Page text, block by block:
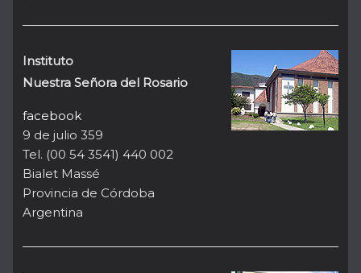
Instituto
Nuestra Señora del Rosario
facebook
9 de julio 359
Tel. (00 54 3541) 440 002
Bialet Massé
Provincia de Córdoba
Argentina